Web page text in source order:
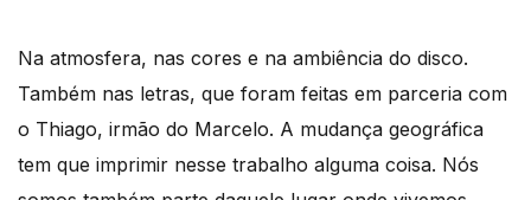
Na atmosfera, nas cores e na ambiência do disco.
Também nas letras, que foram feitas em parceria com
o Thiago, irmão do Marcelo. A mudança geográfica
tem que imprimir nesse trabalho alguma coisa. Nós